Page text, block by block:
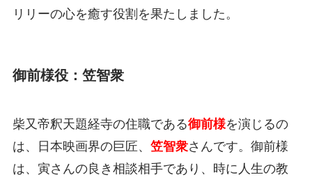
リリーの心を癒す役割を果たしました。
御前様役：笠智衆
柴又帝釈天題経寺の住職である御前様を演じるの
は、日本映画界の巨匠、 笠智衆さんです。御前様
は、寅さんの良き相談相手であり、時に人生の教